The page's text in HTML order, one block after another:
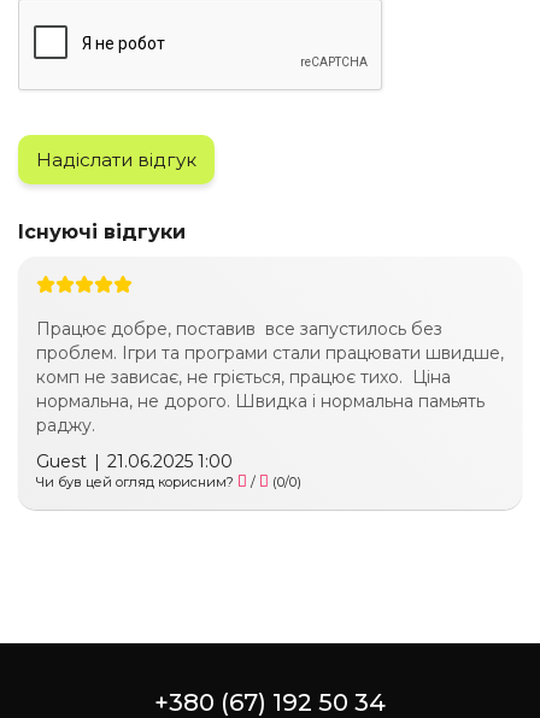
Надіслати відгук
Існуючі відгуки
Працює добре, поставив все запустилось без
проблем. Ігри та програми стали працювати швидше,
комп не зависає, не гріється, працює тихо. Ціна
нормальна, не дорого. Швидка і нормальна памьять
раджу.
Guest | 21.06.2025 1:00
Чи був цей огляд корисним? / (0/0)
+380 (67) 192 50 34